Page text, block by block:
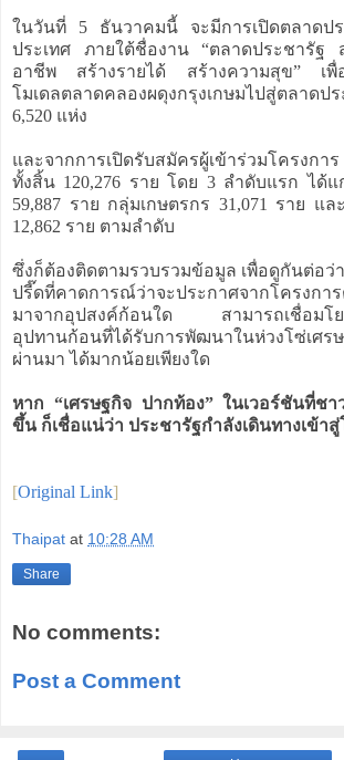
ในวันที่ 5 ธันวาคมนี้ จะมีการเปิดตลาดป
ประเทศ ภายใต้ชื่องาน “ตลาดประชารัฐ
อาชีพ สร้างรายได้ สร้างความสุข” เพื่อ
โมเดลตลาดคลองผดุงกรุงเกษมไปสู่ตลาดป
6,520 แห่ง
และจากการเปิดรับสมัครผู้เข้าร่วมโครงกา
ทั้งสิ้น 120,276 ราย โดย 3 ลำดับแรก ได้
59,887 ราย กลุ่มเกษตรกร 31,071 ราย แ
12,862 ราย ตามลำดับ
ซึ่งก็ต้องติดตามรวบรวมข้อมูล เพื่อดูกันต่อว่
ปรี๊ดที่คาดการณ์ว่าจะประกาศจากโครงกา
มาจากอุปสงค์ก้อนใด สามารถเชื่อมโย
อุปทานก้อนที่ได้รับการพัฒนาในห่วงโซ่เศ
ผ่านมา ได้มากน้อยเพียงใด
หาก “เศรษฐกิจ ปากท้อง” ในเวอร์ชันที่ช
ขึ้น ก็เชื่อแน่ว่า ประชารัฐกำลังเดินทางเข้า
[Original Link]
Thaipat at 10:28 AM
Share
No comments:
Post a Comment